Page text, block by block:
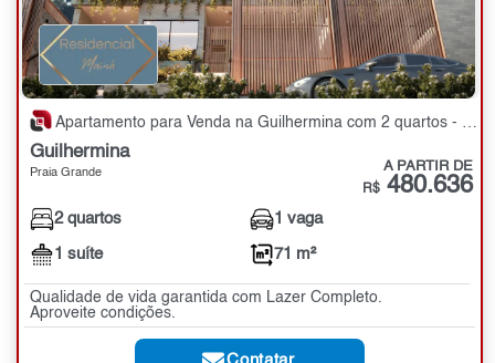
Apartamento para Venda na Guilhermina com 2 quartos - 71 m²
Guilhermina
Praia Grande A PARTIR DE
R$ 480.636
2 quartos
1 suíte
1 vaga
71 m²
Qualidade de vida garantida com Lazer Completo.
Aproveite condições.